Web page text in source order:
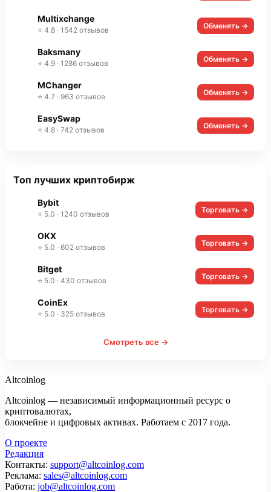
Multixchange
⭐ 4.8 · 1542 отзывов Обменять →
Baksmany
⭐ 4.9 · 1286 отзывов Обменять →
MChanger
⭐ 4.7 · 963 отзывов Обменять →
EasySwap
⭐ 4.8 · 742 отзывов Обменять →
Топ лучших криптобирж
Bybit
⭐ 5.0 · 1240 отзывов Торговать →
OKX
⭐ 5.0 · 602 отзывов Торговать →
Bitget
⭐ 5.0 · 430 отзывов Торговать →
CoinEx
⭐ 5.0 · 325 отзывов Торговать →
Смотреть все →
Altcoinlog
Altcoinlog — независимый информационный ресурс о
криптовалютах,
блокчейне и цифровых активах. Работаем с 2017 года.
О проекте
Редакция
Контакты: support@altcoinlog.com
Реклама: sales@altcoinlog.com
Работа: job@altcoinlog.com